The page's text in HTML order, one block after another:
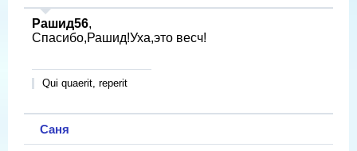
Рашид56,
Спасибо,Рашид!Уха,это весч!
Qui quaerit, reperit
Саня